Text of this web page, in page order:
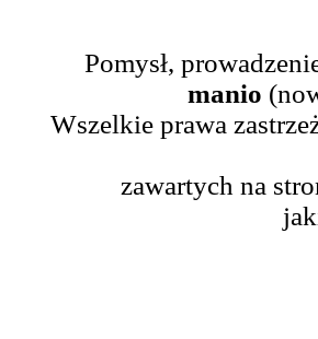
Pomysł,
manio
Wszelkie prawa
zawartych na